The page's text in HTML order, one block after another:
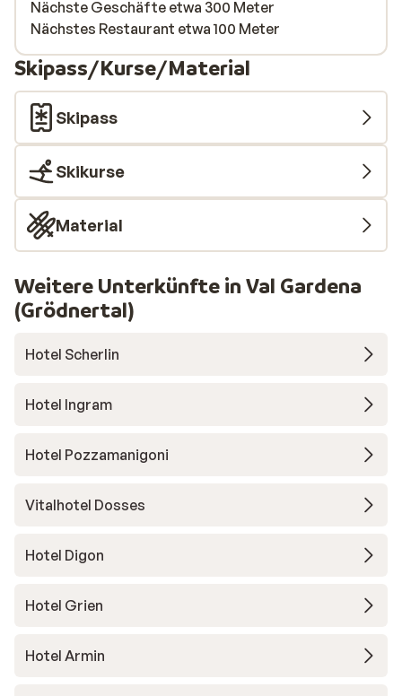
Nächste Geschäfte etwa 300 Meter
Nächstes Restaurant etwa 100 Meter
Skipass/Kurse/Material
Skipass
Skikurse
Material
Weitere Unterkünfte in Val Gardena
(Grödnertal)
Hotel Scherlin
Hotel Ingram
Hotel Pozzamanigoni
Vitalhotel Dosses
Hotel Digon
Hotel Grien
Hotel Armin